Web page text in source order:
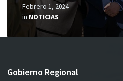
Febrero 1, 2024
in NOTICIAS
Gobierno Regional